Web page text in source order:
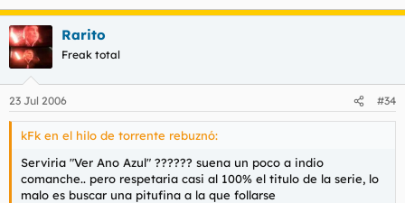
Rarito
Freak total
23 Jul 2006 #34
kFk en el hilo de torrente rebuznó:
Serviria "Ver Ano Azul" ?????? suena un poco a indio
comanche.. pero respetaria casi al 100% el titulo de la serie, lo
malo es buscar una pitufina a la que follarse